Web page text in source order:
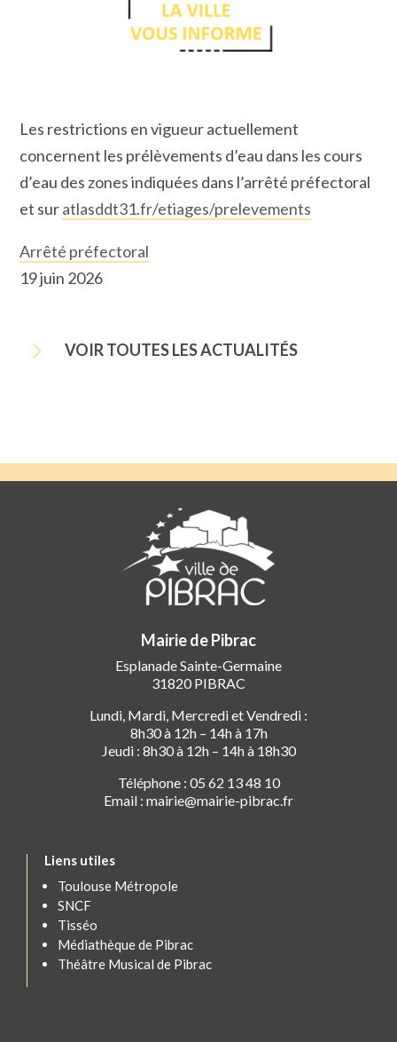
Les restrictions en vigueur actuellement
concernent les prélèvements d’eau dans les cours
d’eau des zones indiquées dans l’arrêté préfectoral
et suratlasddt31.fr/etiages/prelevements
Arrêté préfectoral
19 juin 2026
5 VOIR TOUTES LES ACTUALITÉS
Mairie de Pibrac
Esplanade Sainte-Germaine
31820 PIBRAC
Lundi, Mardi, Mercredi et Vendredi :
8h30 à 12h – 14h à 17h
Jeudi : 8h30 à 12h – 14h à 18h30
Téléphone : 05 62 13 48 10
Email : mairie@mairie-pibrac.fr
Liens utiles
Toulouse Métropole
SNCF
Tisséo
Médiathèque de Pibrac
Théâtre Musical de Pibrac